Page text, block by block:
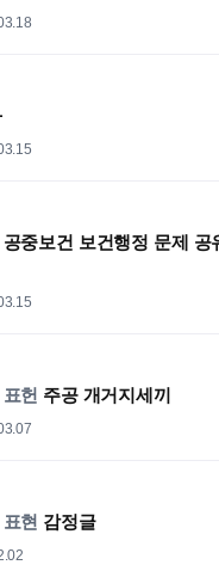
공중보건 보건행정 문제 공
헌 주공 개거지세끼
현 감정글